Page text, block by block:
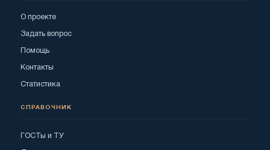
О проекте
Задать вопрос
Помощь
Контакты
Статистика
СПРАВОЧНИК
ГОСТы и ТУ